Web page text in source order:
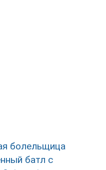
болельщица
батл с